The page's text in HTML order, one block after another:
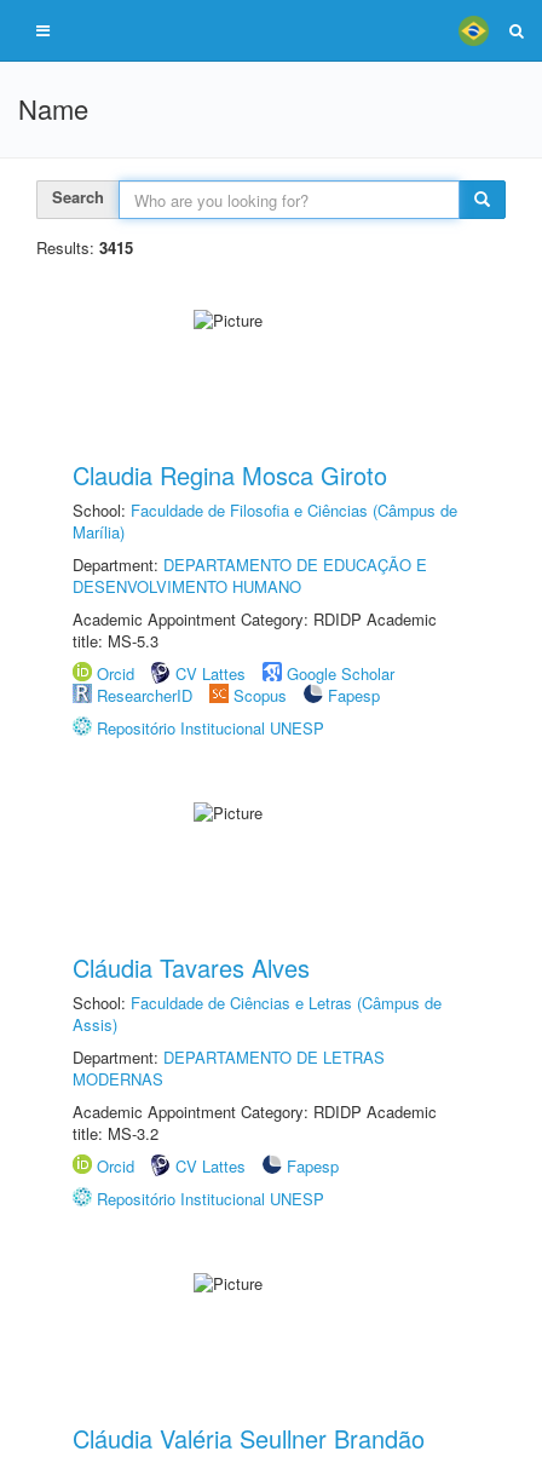
Name
Search
Results: 3415
Claudia Regina Mosca Giroto
School: Faculdade de Filosofia e Ciências (Câmpus de
Marília)
Department: DEPARTAMENTO DE EDUCAÇÃO E
DESENVOLVIMENTO HUMANO
Academic Appointment Category: RDIDP Academic
title: MS-5.3
Orcid
CV Lattes
Google Scholar
ResearcherID
Scopus
Fapesp
Repositório Institucional UNESP
Cláudia Tavares Alves
School: Faculdade de Ciências e Letras (Câmpus de
Assis)
Department: DEPARTAMENTO DE LETRAS
MODERNAS
Academic Appointment Category: RDIDP Academic
title: MS-3.2
Orcid
CV Lattes
Fapesp
Repositório Institucional UNESP
Cláudia Valéria Seullner Brandão